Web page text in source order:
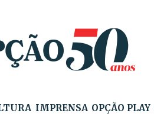
IMPRENSA OPÇÃO PLAY